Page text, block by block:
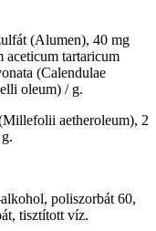
(Alumen), 40 mg
aceticum tartaricum
(Calendulae
oleum) / g.
aetheroleum), 2
poliszorbát 60,
tisztított víz.